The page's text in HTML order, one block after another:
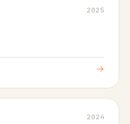
2025
2024